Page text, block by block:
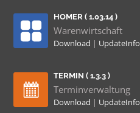
HOMER ( 1.03.14 )
Warenwirtschaft
Download | UpdateInfo
TERMIN ( 1.3.3 )
Terminverwaltung
Download | UpdateInfo